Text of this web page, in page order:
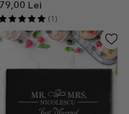
79,00 Lei
(1)